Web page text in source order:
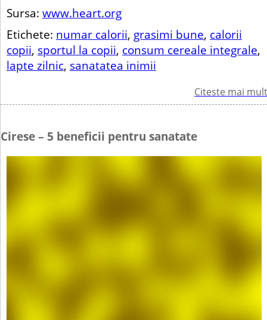
Sursa: www.heart.org
Etichete: numar calorii, grasimi bune, calorii
copii, sportul la copii, consum cereale integrale,
lapte zilnic, sanatatea inimii
Citeste mai mult
Cirese – 5 beneficii pentru sanatate